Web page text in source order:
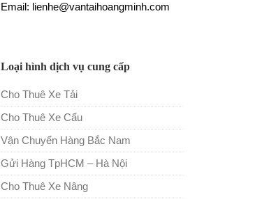
Email: lienhe@vantaihoangminh.com
Loại hình dịch vụ cung cấp
Cho Thuê Xe Tải
Cho Thuê Xe Cẩu
Vận Chuyển Hàng Bắc Nam
Gửi Hàng TpHCM – Hà Nội
Cho Thuê Xe Nâng